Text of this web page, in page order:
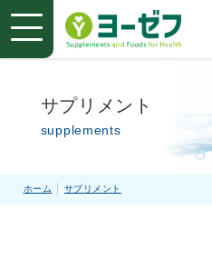
サプリメント
supplements
ホーム サプリメント